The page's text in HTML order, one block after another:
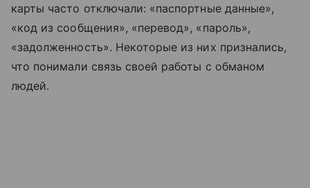
карты часто отключали: «паспортные данные»,
«код из сообщения», «перевод», «пароль»,
«задолженность». Некоторые из них признались,
что понимали связь своей работы с обманом
людей.